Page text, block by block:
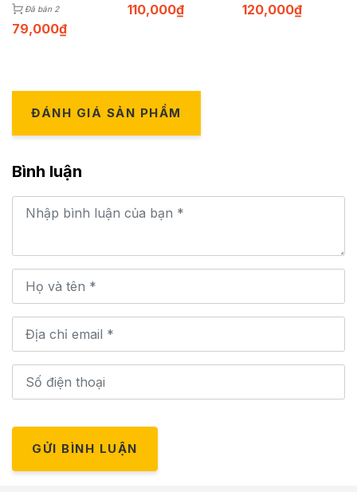
Đã bán 2
79,000₫
110,000₫ 120,000₫
ĐÁNH GIÁ SẢN PHẨM
Bình luận
GỬI BÌNH LUẬN